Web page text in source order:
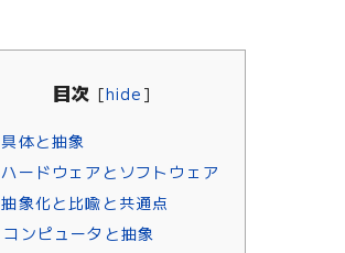
目次 [hide]
具体と抽象
ハードウェアとソフトウェア
抽象化と比喩と共通点
コンピュータと抽象